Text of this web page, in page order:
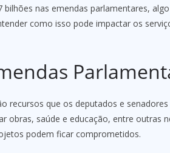
bilhões nas emendas parlamentares,
como isso pode impactar os
recursos que os deputados e
obras, saúde e educação, entre outras
podem ficar comprometidos.